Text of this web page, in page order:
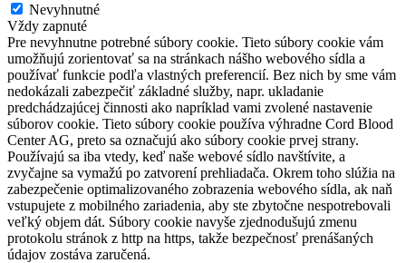
Nevyhnutné
Vždy zapnuté
Pre nevyhnutne potrebné súbory cookie. Tieto súbory cookie vám
umožňujú zorientovať sa na stránkach nášho webového sídla a
používať funkcie podľa vlastných preferencií. Bez nich by sme vám
nedokázali zabezpečiť základné služby, napr. ukladanie
predchádzajúcej činnosti ako napríklad vami zvolené nastavenie
súborov cookie. Tieto súbory cookie používa výhradne Cord Blood
Center AG, preto sa označujú ako súbory cookie prvej strany.
Používajú sa iba vtedy, keď naše webové sídlo navštívite, a
zvyčajne sa vymažú po zatvorení prehliadača. Okrem toho slúžia na
zabezpečenie optimalizovaného zobrazenia webového sídla, ak naň
vstupujete z mobilného zariadenia, aby ste zbytočne nespotrebovali
veľký objem dát. Súbory cookie navyše zjednodušujú zmenu
protokolu stránok z http na https, takže bezpečnosť prenášaných
údajov zostáva zaručená.